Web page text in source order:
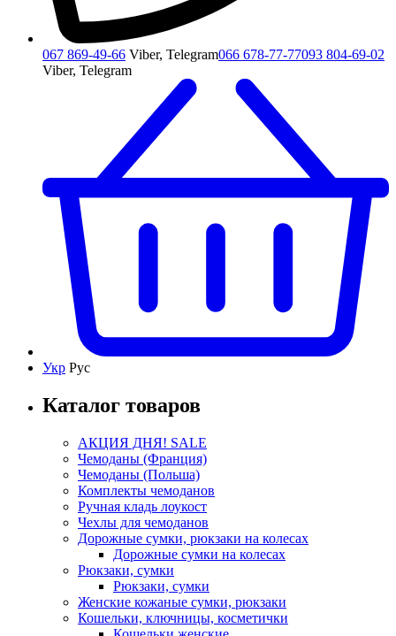
067 869-49-66 Viber, Telegram066 678-77-77093 804-69-02
Viber, Telegram
Укр Рус
Каталог товаров
АКЦИЯ ДНЯ! SALE
Чемоданы (Франция)
Чемоданы (Польша)
Комплекты чемоданов
Ручная кладь лоукост
Чехлы для чемоданов
Дорожные сумки, рюкзаки на колесах
Дорожные сумки на колесах
Рюкзаки, сумки
Рюкзаки, сумки
Женские кожаные сумки, рюкзаки
Кошельки, ключницы, косметички